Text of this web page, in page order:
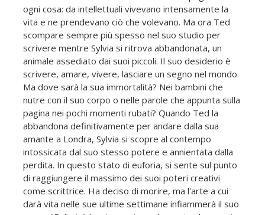
ogni cosa: da intellettuali vivevano intensamente la
vita e ne prendevano ciò che volevano. Ma ora Ted
scompare sempre più spesso nel suo studio per
scrivere mentre Sylvia si ritrova abbandonata, un
animale assediato dai suoi piccoli. Il suo desiderio è
scrivere, amare, vivere, lasciare un segno nel mondo.
Ma dove sarà la sua immortalità? Nei bambini che
nutre con il suo corpo o nelle parole che appunta sulla
pagina nei pochi momenti rubati? Quando Ted la
abbandona definitivamente per andare dalla sua
amante a Londra, Sylvia si scopre al contempo
intossicata dal suo stesso potere e annientata dalla
perdita. In questo stato di euforia, si sente sul punto
di raggiungere il massimo dei suoi poteri creativi
come scrittrice. Ha deciso di morire, ma l'arte a cui
darà vita nelle sue ultime settimane infiammerà il suo